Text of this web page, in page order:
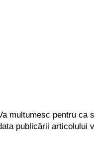
multumesc pentru ca
publicării articolului